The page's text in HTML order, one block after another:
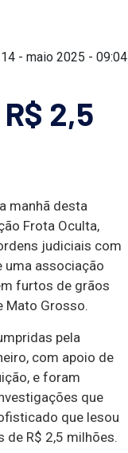
- maio 2025 - 09:04
2,5
manhã desta
Frota Oculta,
judiciais com
uma associação
furtos de grãos
Mato Grosso.
pela
com apoio de
e foram
que
que lesou
de R$ 2,5 milhões.